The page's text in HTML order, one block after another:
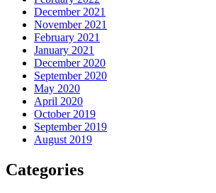
December 2021
November 2021
February 2021
January 2021
December 2020
September 2020
May 2020
April 2020
October 2019
September 2019
August 2019
Categories